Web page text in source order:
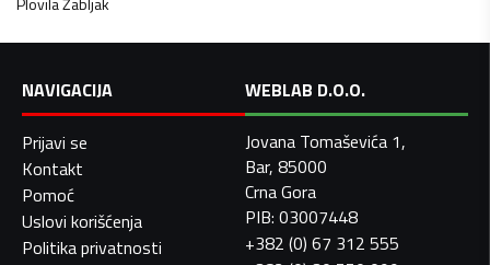
NAVIGACIJA
Prijavi se
Kontakt
Pomoć
Uslovi korišćenja
Politika privatnosti
WEBLAB D.O.O.
Jovana Tomaševića 1,
Bar, 85000
Crna Gora
PIB: 03007448
+382 (0) 67 312 555